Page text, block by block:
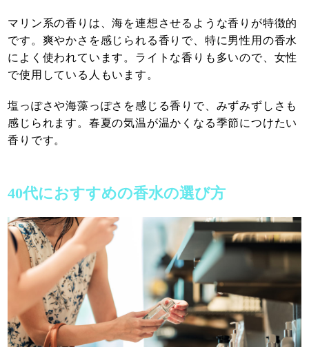
マリン系の香りは、海を連想させるような香りが特徴的
です。爽やかさを感じられる香りで、特に男性用の香水
によく使われています。ライトな香りも多いので、女性
で使用している人もいます。
塩っぽさや海藻っぽさを感じる香りで、みずみずしさも
感じられます。春夏の気温が温かくなる季節につけたい
香りです。
40代におすすめの香水の選び方